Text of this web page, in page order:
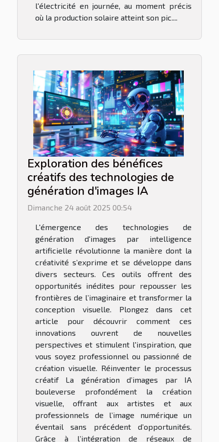
l'électricité en journée, au moment précis
où la production solaire atteint son pic....
Exploration des bénéfices
créatifs des technologies de
génération d'images IA
Dimanche 24 août 2025 00:54
L'émergence des technologies de
génération d'images par intelligence
artificielle révolutionne la manière dont la
créativité s’exprime et se développe dans
divers secteurs. Ces outils offrent des
opportunités inédites pour repousser les
frontières de l’imaginaire et transformer la
conception visuelle. Plongez dans cet
article pour découvrir comment ces
innovations ouvrent de nouvelles
perspectives et stimulent l'inspiration, que
vous soyez professionnel ou passionné de
création visuelle. Réinventer le processus
créatif La génération d’images par IA
bouleverse profondément la création
visuelle, offrant aux artistes et aux
professionnels de l’image numérique un
éventail sans précédent d’opportunités.
Grâce à l’intégration de réseaux de